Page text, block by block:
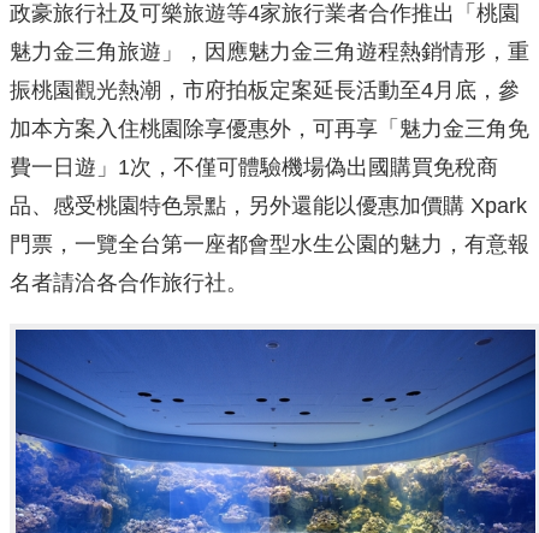
政豪旅行社及可樂旅遊等4家旅行業者合作推出「桃園
魅力金三角旅遊」，因應魅力金三角遊程熱銷情形，重
振桃園觀光熱潮，市府拍板定案延長活動至4月底，參
加本方案入住桃園除享優惠外，可再享「魅力金三角免
費一日遊」1次，不僅可體驗機場偽出國購買免稅商
品、感受桃園特色景點，另外還能以優惠加價購 Xpark
門票，一覽全台第一座都會型水生公園的魅力，有意報
名者請洽各合作旅行社。